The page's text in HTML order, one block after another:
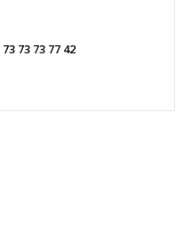
73 73 73 77 42